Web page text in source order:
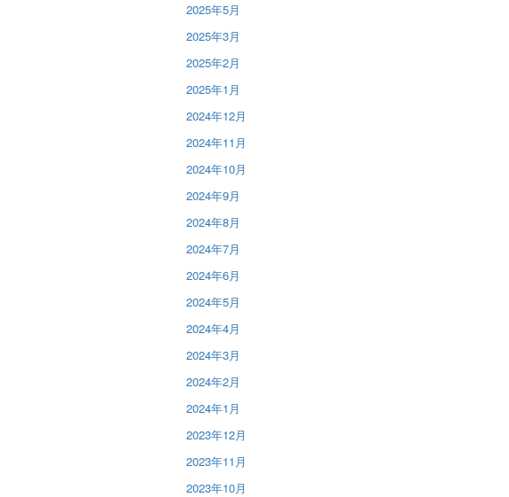
2025年5月
2025年3月
2025年2月
2025年1月
2024年12月
2024年11月
2024年10月
2024年9月
2024年8月
2024年7月
2024年6月
2024年5月
2024年4月
2024年3月
2024年2月
2024年1月
2023年12月
2023年11月
2023年10月